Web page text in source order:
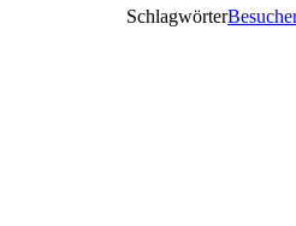
Schlagwörter